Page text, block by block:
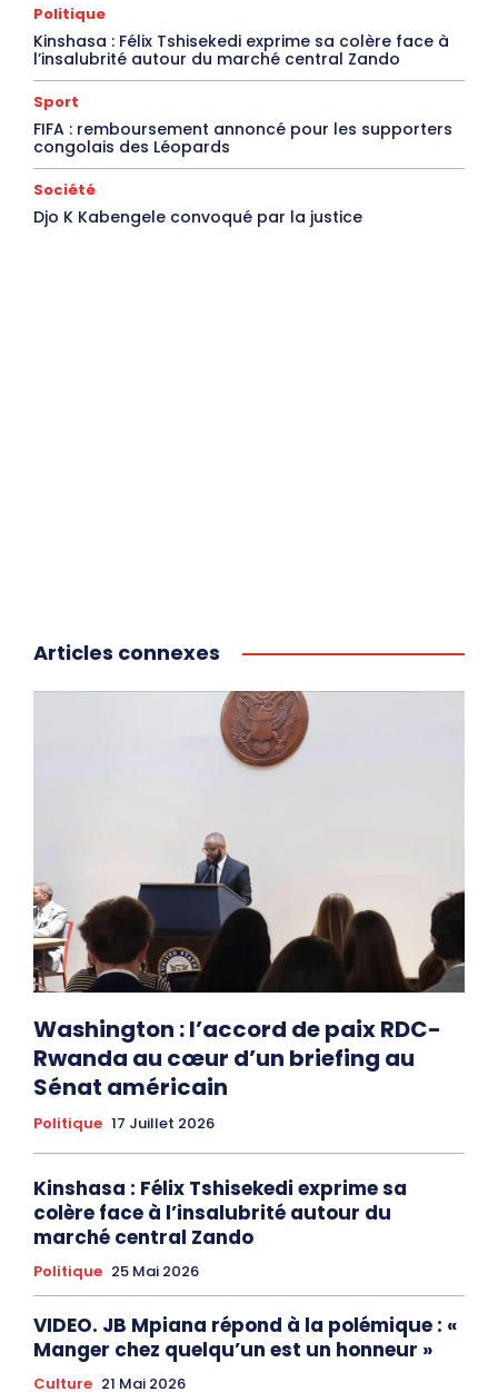
Politique
Kinshasa : Félix Tshisekedi exprime sa colère face à
l’insalubrité autour du marché central Zando
Sport
FIFA : remboursement annoncé pour les supporters
congolais des Léopards
Société
Djo K Kabengele convoqué par la justice
Articles connexes
Washington : l’accord de paix RDC-
Rwanda au cœur d’un briefing au
Sénat américain
Politique 17 Juillet 2026
Kinshasa : Félix Tshisekedi exprime sa
colère face à l’insalubrité autour du
marché central Zando
Politique 25 Mai 2026
VIDEO. JB Mpiana répond à la polémique : «
Manger chez quelqu’un est un honneur »
Culture 21 Mai 2026